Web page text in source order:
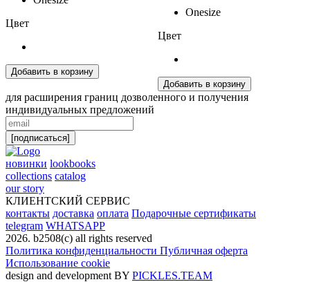
Цвет
Добавить в корзину
Onesize
Цвет
Добавить в корзину
для расширения границ дозволенного и получения
индивидуальных предложений
[подписаться]
новинки lookbooks
collections catalog
our story
КЛИЕНТСКИЙ СЕРВИС
контакты доставка оплата Подарочные сертификаты
telegram WHATSAPP
2026. b2508(с) all rights reserved
Политика конфиденциальности Публичная оферта
Использование cookie
design and development BY PICKLES.TEAM